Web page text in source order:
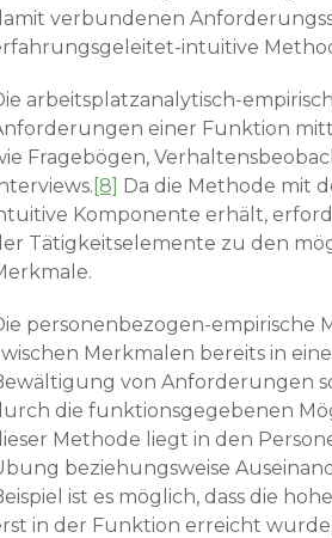
verbundenen
intuitive
arbeitsplatzanalytisch-
einer Funktion
Fragebögen,
[8] Da die Methode mit
Kompo­nente erhält,
Tätigkeitselemente zu den
personenbezogen-empirische
Merkmalen bereits in
von Anforderungen
die funktionsgegebenen
Methode liegt in den
beziehungsweise
ist es möglich, dass die
in der Funktion erreicht